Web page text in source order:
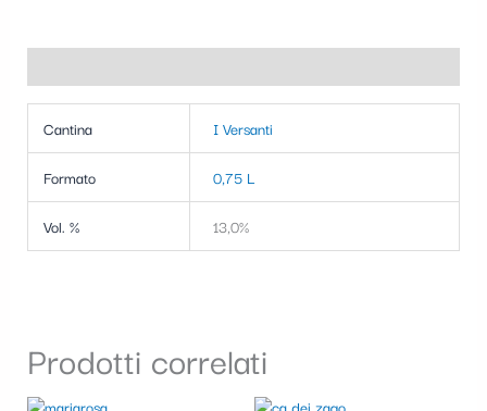
Cantina I Versanti
Formato 0,75 L
Vol. % 13,0%
Prodotti correlati